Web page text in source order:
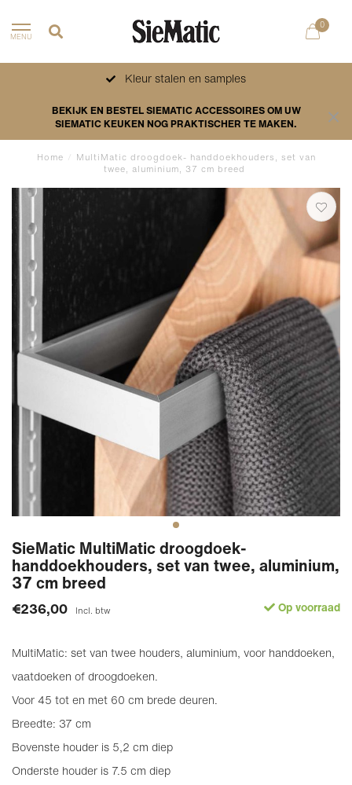
MENU
0
Kleur stalen en samples
BEKIJK EN BESTEL SIEMATIC ACCESSOIRES OM UW
SIEMATIC KEUKEN NOG PRAKTISCHER TE MAKEN.
Home
MultiMatic droogdoek- handdoekhouders, set van
twee, aluminium, 37 cm breed
SieMatic MultiMatic droogdoek-
handdoekhouders, set van twee, aluminium,
37 cm breed
€236,00 Incl. btw Op voorraad
MultiMatic: set van twee houders, aluminium, voor handdoeken,
vaatdoeken of droogdoeken.
Voor 45 tot en met 60 cm brede deuren.
Breedte: 37 cm
Bovenste houder is 5,2 cm diep
Onderste houder is 7.5 cm diep